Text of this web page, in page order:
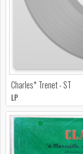
Charles* Trenet - ST
LP